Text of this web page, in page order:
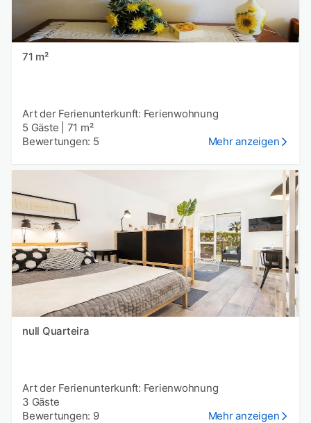
71 m²
Art der Ferienunterkunft: Ferienwohnung
5 Gäste
71 m²
Bewertungen: 5
Mehr anzeigen
null Quarteira
Art der Ferienunterkunft: Ferienwohnung
3 Gäste
Bewertungen: 9
Mehr anzeigen